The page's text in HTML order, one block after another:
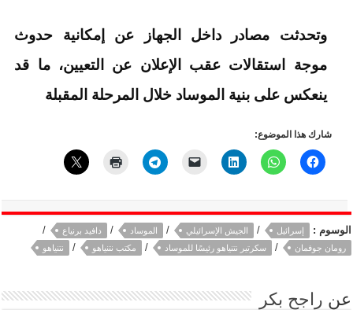
وتحدثت مصادر داخل الجهاز عن إمكانية حدوث
موجة استقالات عقب الإعلان عن التعيين، ما قد
ينعكس على بنية الموساد خلال المرحلة المقبلة
شارك هذا الموضوع:
الوسوم : إسرائيل / الجيش الإسرائيلي / الموساد / دافيد برنياع /
رومان جوفمان / سكرتير نتنياهو رئيسًا للموساد / مكتب نتنياهو / نتنياهو
عن راجح بكر